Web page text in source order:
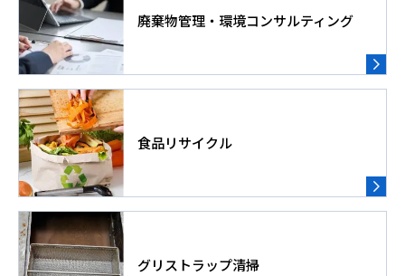
廃棄物管理・環境コンサルティング
食品リサイクル
グリストラップ清掃